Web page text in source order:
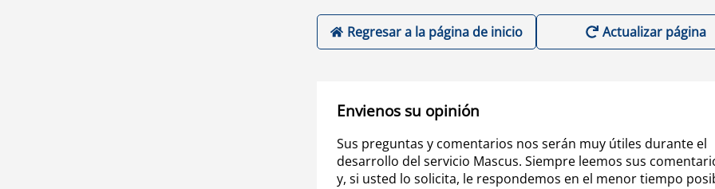
Regresar a la página de inicio Actualizar página
Envienos su opinión
Sus preguntas y comentarios nos serán muy útiles durante el
desarrollo del servicio Mascus. Siempre leemos sus
y, si usted lo solicita, le respondemos en el menor tiempo